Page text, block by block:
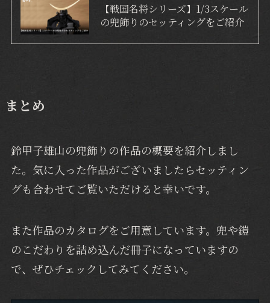
【戦国名将シリーズ】1/3スケール
の兜飾りのセッティングをご紹介
まとめ
鈴甲子雄山の兜飾りの作品の概要を紹介しまし
た。気に入った作品がございましたらセッティン
グも合わせてご覧いただけると幸いです。
また作品のカタログをご用意しています。兜や鎧
のこだわりを詰め込んだ冊子になっていますの
で、ぜひチェックしてみてください。